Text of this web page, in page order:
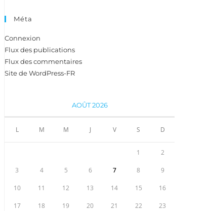
Méta
Connexion
Flux des publications
Flux des commentaires
Site de WordPress-FR
AOÛT 2026
L M M J V S D
1 2
3 4 5 6 7 8 9
10 11 12 13 14 15 16
17 18 19 20 21 22 23